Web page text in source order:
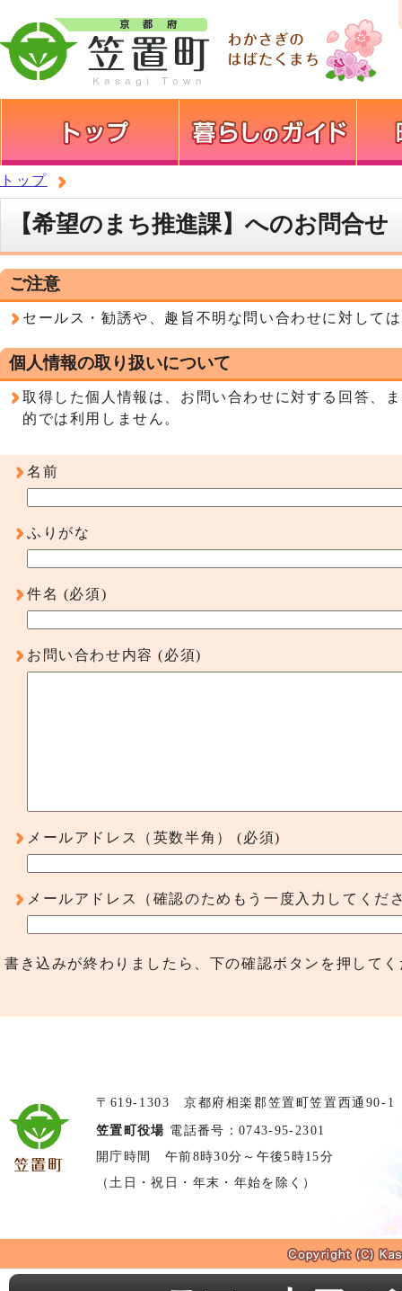
トップ
【希望のまち推進課】へのお問合せ
ご注意
セールス・勧誘や、趣旨不明な問い合わせに対して
個人情報の取り扱いについて
取得した個人情報は、お問い合わせに対する回答、
的では利用しません。
名前
ふりがな
件名 (必須)
お問い合わせ内容 (必須)
メールアドレス（英数半角） (必須)
メールアドレス（確認のためもう一度入力してくだ
書き込みが終わりましたら、下の確認ボタンを押して
〒619-1303 京都府相楽郡笠置町笠置西通90-1
笠置町役場 電話番号：0743-95-2301
開庁時間 午前8時30分～午後5時15分
（土日・祝日・年末・年始を除く）